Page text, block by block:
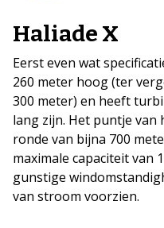
Haliade X
Eerst even wat
260 meter hoog (ter
300 meter) en heeft
lang zijn. Het puntje van
ronde van bijna 700
maximale capaciteit van
gunstige
van stroom voorzien.